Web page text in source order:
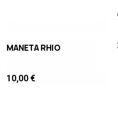
MANETA RHIO
10,00€